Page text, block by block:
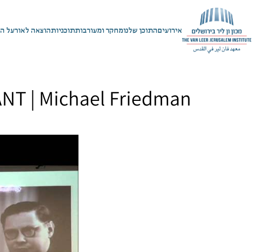
אירועיםהתוכן שלנומחקר ומעורבותתוכניותהוצאה לאורעל
| Michael Friedman